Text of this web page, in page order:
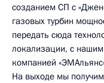
созданием СП с
газовых турбин
передать сюда
локализации, с
компанией
На выходе мы